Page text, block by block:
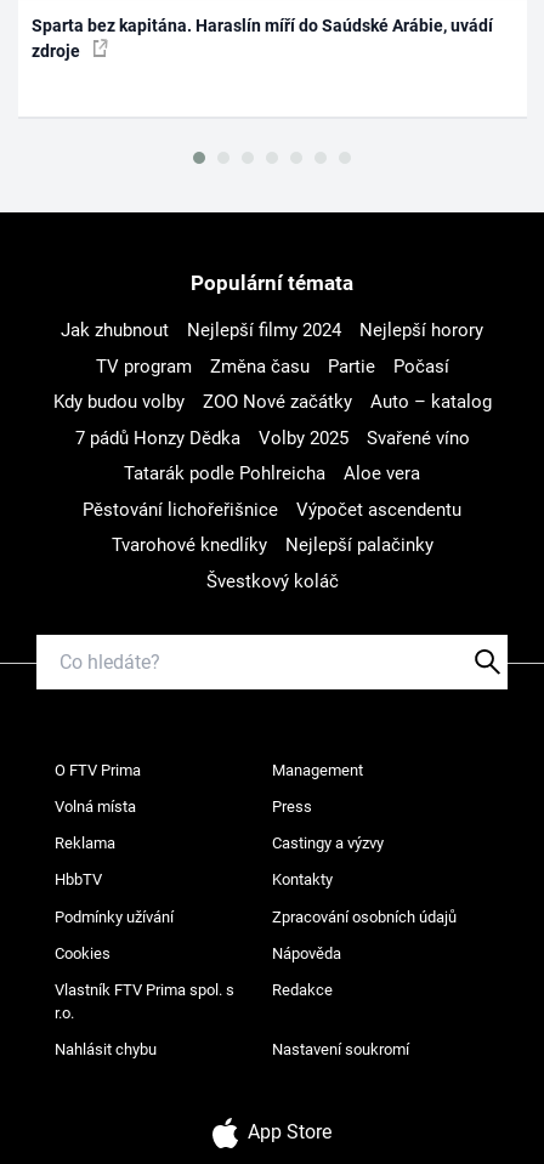
Sparta bez kapitána. Haraslín míří do Saúdské Arábie, uvádí
zdroje
Populární témata
Jak zhubnout Nejlepší filmy 2024
Nejlepší horory
TV program
Změna času Partie
Počasí
Kdy budou volby
ZOO Nové začátky
Auto – katalog
7 pádů Honzy Dědka
Volby 2025
Svařené víno
Tatarák podle Pohlreicha
Aloe vera
Pěstování lichořeřišnice
Výpočet ascendentu
Tvarohové knedlíky
Nejlepší palačinky
Švestkový koláč
O FTV Prima Management
Volná místa Press
Reklama Castingy a výzvy
HbbTV Kontakty
Podmínky užívání Zpracování osobních údajů
Cookies Nápověda
Vlastník FTV Prima spol. s
r.o.
Redakce
Nahlásit chybu Nastavení soukromí
App Store